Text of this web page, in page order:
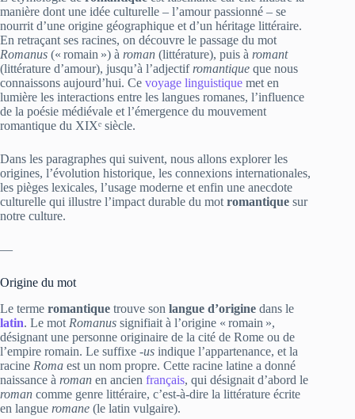
manière dont une idée culturelle – l’amour passionné – se
nourrit d’une origine géographique et d’un héritage littéraire.
En retraçant ses racines, on découvre le passage du mot
Romanus (« romain ») à roman (littérature), puis à romant
(littérature d’amour), jusqu’à l’adjectif romantique que nous
connaissons aujourd’hui. Ce voyage linguistique met en
lumière les interactions entre les langues romanes, l’influence
de la poésie médiévale et l’émergence du mouvement
romantique du XIXᵉ siècle.
Dans les paragraphes qui suivent, nous allons explorer les
origines, l’évolution historique, les connexions internationales,
les pièges lexicales, l’usage moderne et enfin une anecdote
culturelle qui illustre l’impact durable du mot romantique sur
notre culture.
—
Origine du mot
Le terme romantique trouve son langue d’origine dans le
latin. Le mot Romanus signifiait à l’origine « romain »,
désignant une personne originaire de la cité de Rome ou de
l’empire romain. Le suffixe ‑us indique l’appartenance, et la
racine Roma est un nom propre. Cette racine latine a donné
naissance à roman en ancien français, qui désignait d’abord le
roman comme genre littéraire, c’est‑à‑dire la littérature écrite
en langue romane (le latin vulgaire).